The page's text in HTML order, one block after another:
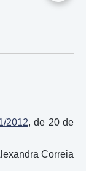
2012, de 20 de
Correia